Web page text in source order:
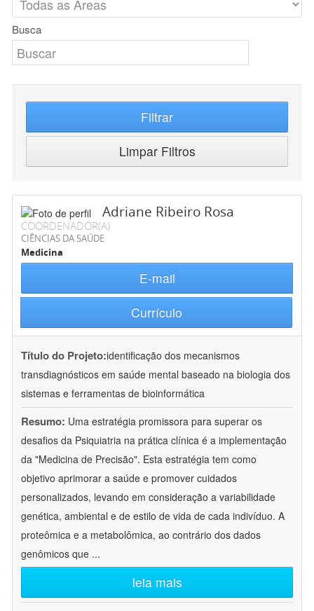
Busca
Filtrar
Limpar Filtros
Adriane Ribeiro Rosa
COORDENADOR(A)
CIÊNCIAS DA SAÚDE
Medicina
E-mail
Currículo
Título do Projeto:identificação dos mecanismos
transdiagnósticos em saúde mental baseado na biologia dos
sistemas e ferramentas de bioinformática
Resumo: Uma estratégia promissora para superar os
desafios da Psiquiatria na prática clínica é a implementação
da "Medicina de Precisão". Esta estratégia tem como
objetivo aprimorar a saúde e promover cuidados
personalizados, levando em consideração a variabilidade
genética, ambiental e de estilo de vida de cada indivíduo. A
proteômica e a metabolômica, ao contrário dos dados
genômicos que ...
leia mais